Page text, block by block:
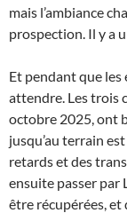
mais l’ambiance
prospection. Il y a
Et pendant que
attendre. Les trois
octobre 2025, ont
jusqu’au terrain
retards et des
ensuite passer par
être récupérées, et